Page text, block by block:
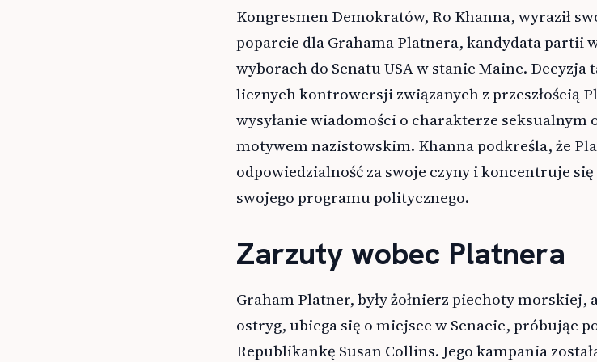
Kongresmen Demokratów, Ro Khanna, wyraził
poparcie dla Grahama Platnera, kandydata partii
wyborach do Senatu USA w stanie Maine.
licznych kontrowersji związanych z przeszłością
wysyłanie wiadomości o charakterze seksualnym
motywem nazistowskim. Khanna podkreśla, że
odpowiedzialność za swoje czyny i koncentruje
swojego programu politycznego.
Zarzuty wobec Platnera
Graham Platner, były żołnierz piechoty morskiej,
ostryg, ubiega się o miejsce w Senacie, próbując
Republikankę Susan Collins. Jego kampania